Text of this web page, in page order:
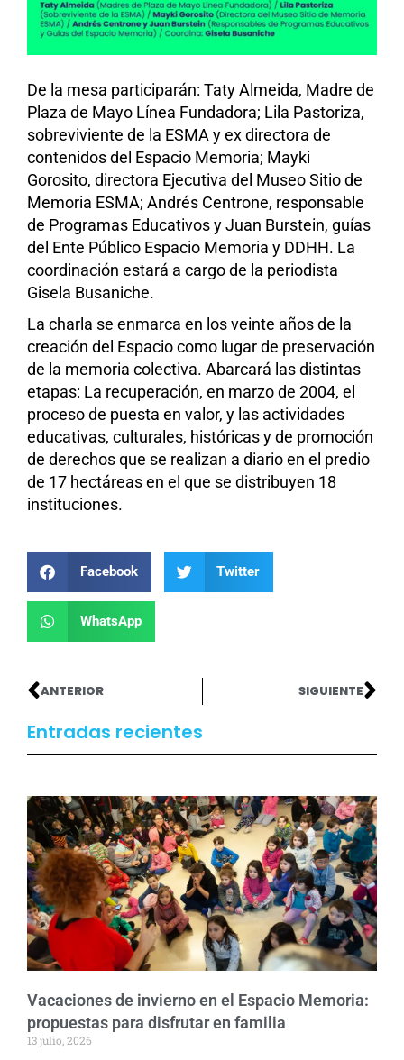
De la mesa participarán: Taty Almeida, Madre de
Plaza de Mayo Línea Fundadora; Lila Pastoriza,
sobreviviente de la ESMA y ex directora de
contenidos del Espacio Memoria; Mayki
Gorosito, directora Ejecutiva del Museo Sitio de
Memoria ESMA; Andrés Centrone, responsable
de Programas Educativos y Juan Burstein, guías
del Ente Público Espacio Memoria y DDHH. La
coordinación estará a cargo de la periodista
Gisela Busaniche.
La charla se enmarca en los veinte años de la
creación del Espacio como lugar de preservación
de la memoria colectiva. Abarcará las distintas
etapas: La recuperación, en marzo de 2004, el
proceso de puesta en valor, y las actividades
educativas, culturales, históricas y de promoción
de derechos que se realizan a diario en el predio
de 17 hectáreas en el que se distribuyen 18
instituciones.
Facebook Twitter
WhatsApp
ANTERIOR SIGUIENTE
Entradas recientes
Vacaciones de invierno en el Espacio Memoria:
propuestas para disfrutar en familia
13 julio, 2026